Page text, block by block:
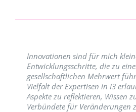
Innovationen sind für mich
Entwicklungsschritte, die zu
gesellschaftlichen Mehrwert
Vielfalt der Expertisen in I3
Aspekte zu reflektieren, Wissen
Verbündete für Veränderungen